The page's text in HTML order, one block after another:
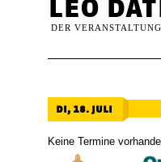
DER
di, 18. juli
Keine Termine